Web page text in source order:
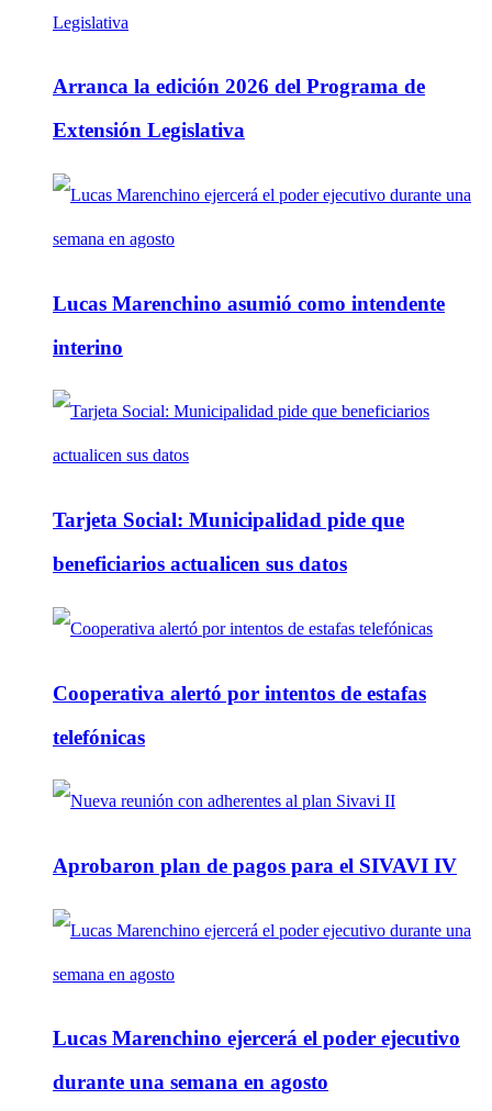
Arranca la edición 2026 del Programa de
Extensión Legislativa
Lucas Marenchino asumió como intendente
interino
Tarjeta Social: Municipalidad pide que
beneficiarios actualicen sus datos
Cooperativa alertó por intentos de estafas
telefónicas
Aprobaron plan de pagos para el SIVAVI IV
Lucas Marenchino ejercerá el poder ejecutivo
durante una semana en agosto